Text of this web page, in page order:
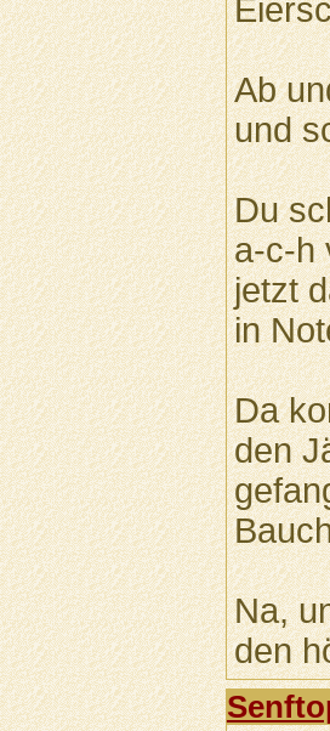
Ab
und
Du
a-c-h
jetzt
in
Da
den
Na,
den